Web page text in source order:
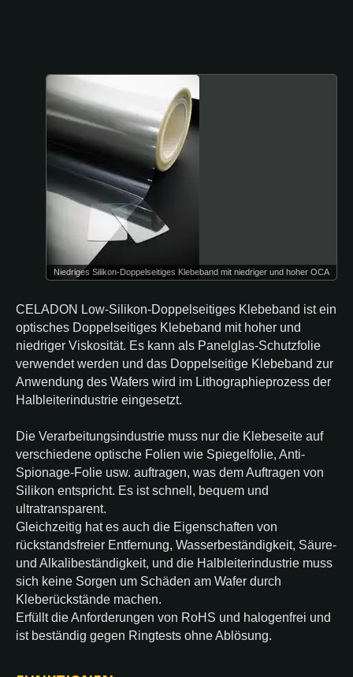
Niedriges Silikon-Doppelseitiges Klebeband mit niedriger und hoher OCA
CELADON Low-Silikon-Doppelseitiges Klebeband ist ein
optisches Doppelseitiges Klebeband mit hoher und
niedriger Viskosität. Es kann als Panelglas-Schutzfolie
verwendet werden und das Doppelseitige Klebeband zur
Anwendung des Wafers wird im Lithographieprozess der
Halbleiterindustrie eingesetzt.
Die Verarbeitungsindustrie muss nur die Klebeseite auf
verschiedene optische Folien wie Spiegelfolie, Anti-
Spionage-Folie usw. auftragen, was dem Auftragen von
Silikon entspricht. Es ist schnell, bequem und
ultratransparent.
Gleichzeitig hat es auch die Eigenschaften von
rückstandsfreier Entfernung, Wasserbeständigkeit, Säure-
und Alkalibeständigkeit, und die Halbleiterindustrie muss
sich keine Sorgen um Schäden am Wafer durch
Kleberückstände machen.
Erfüllt die Anforderungen von RoHS und halogenfrei und
ist beständig gegen Ringtests ohne Ablösung.